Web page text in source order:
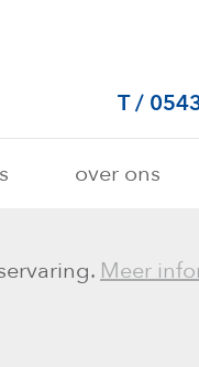
T/
over ons
Meer